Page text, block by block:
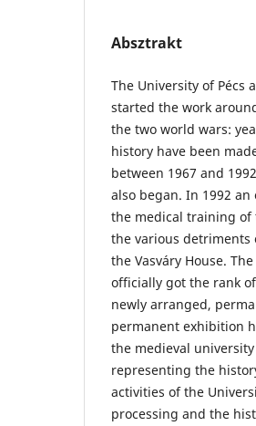
Absztrakt
The University of Pécs
started the work
the two world wars:
history have been
between 1967 and
also began. In 1992
the medical training of
the various detriments
the Vasváry House.
officially got the rank
newly arranged,
permanent exhibition
the medieval
representing the
activities of the
processing and the